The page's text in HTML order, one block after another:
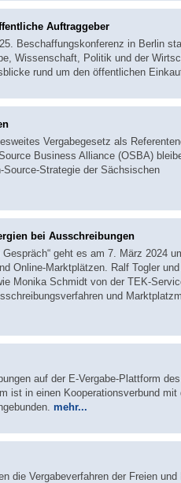
Auftraggeber
Beschaffungskonferenz in Berlin
Wissenschaft, Politik und der
rund um den öffentlichen
Vergabegesetz als
Business Alliance (OSBA)
Strategie der Sächsischen
bei Ausschreibungen
geht es am 7. März 2024
Online-Marktplätzen. Ralf Togler und
Monika Schmidt von der TEK-
und
auf der E-Vergabe-Plattform
ist in einen Kooperationsverbund mit
mehr...
die Vergabeverfahren der Freien